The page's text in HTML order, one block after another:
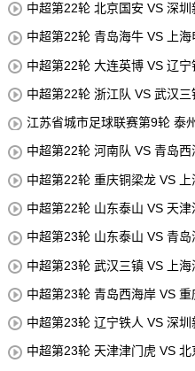
中超第22轮 北京国安 VS 深圳
中超第22轮 青岛海牛 VS 上海
中超第22轮 大连英博 VS 辽宁
中超第22轮 浙江队 VS 武汉三
江苏省城市足球联赛第9轮 泰
中超第22轮 河南队 VS 青岛西
中超第22轮 重庆铜梁龙 VS 上
中超第22轮 山东泰山 VS 天津
中超第23轮 山东泰山 VS 青岛
中超第23轮 武汉三镇 VS 上海
中超第23轮 青岛西海岸 VS 重
中超第23轮 辽宁铁人 VS 深圳
中超第23轮 天津津门虎 VS 北